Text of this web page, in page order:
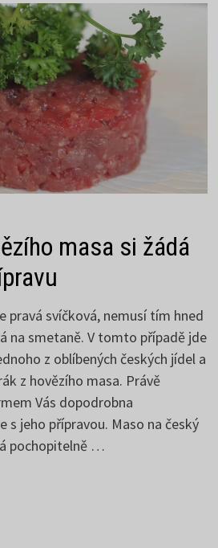
masa si žádá
pravá svíčková, nemusí tím hned
na smetaně. V tomto případě jde
z oblíbených českých jídel a
z hovězího masa. Právě
Vás dopodrobna
s jeho přípravou. Maso na český
pochopitelně …